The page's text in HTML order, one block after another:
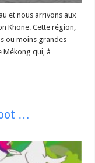
et nous arrivons aux
Khone. Cette région,
ou moins grandes
qui, à …
…